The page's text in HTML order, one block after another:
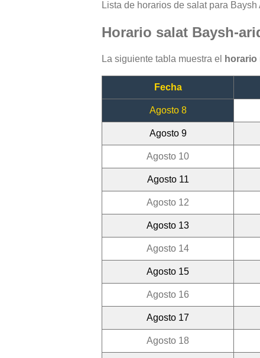
Lista de horarios de salat para
Horario salat Baysh-
La siguiente tabla muestra el horario
Fecha
Agosto 8
Agosto 9
Agosto 10
Agosto 11
Agosto 12
Agosto 13
Agosto 14
Agosto 15
Agosto 16
Agosto 17
Agosto 18